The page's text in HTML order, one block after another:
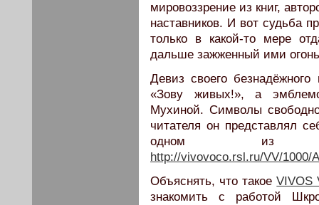
мировоззрение из книг,
наставников. И вот судьба
только в какой-то мере
дальше зажженный ими
Девиз своего
«Зову живых!», а
Мухиной. Символы
читателя он представлял
одном из
http://vivovoco.rsl.ru/VV/1000/
Объяснять, что такоеVIVOS
знакомить с работой